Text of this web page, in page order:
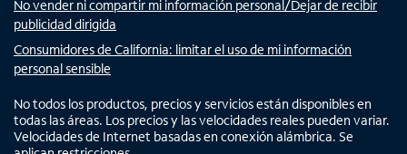
No vender ni compartir mi información personal/Dejar de recibir
publicidad dirigida
Consumidores de California: limitar el uso de mi información
personal sensible
No todos los productos, precios y servicios están disponibles en
todas las áreas. Los precios y las velocidades reales pueden variar.
Velocidades de Internet basadas en conexión alámbrica. Se